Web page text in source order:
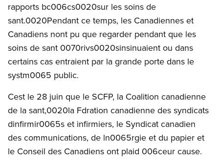
rapports bc006cs0020sur les soins de
sant.0020Pendant ce temps, les Canadiennes et
Canadiens nont pu que regarder pendant que les
soins de sant 0070rivs0020sinsinuaient ou dans
certains cas entraient par la grande porte dans le
systm0065 public.
Cest le 28 juin que le SCFP, la Coalition canadienne
de la sant,0020la Fdration canadienne des syndicats
dinfirmir0065s et infirmiers, le Syndicat canadien
des communications, de ln0065rgie et du papier et
le Conseil des Canadiens ont plaid 006ceur cause.